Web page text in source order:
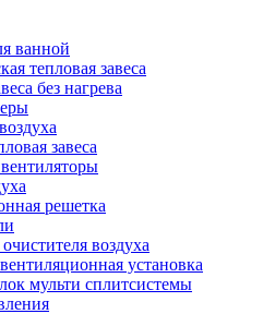
ванной
тепловая завеса
без нагрева
завеса
решетка
воздуха
установка
мульти сплитсистемы